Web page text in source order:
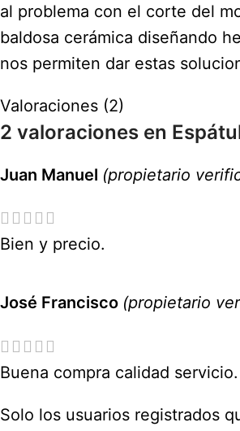
al problema con el corte del
baldosa cerámica diseñando
nos permiten dar estas
Valoraciones (2)
2 valoraciones en
Juan Manuel (propietario
Bien y precio.
José Francisco (propietario
Buena compra calidad servicio.
Solo los usuarios registrados